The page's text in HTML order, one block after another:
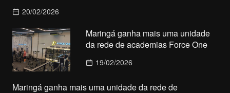
20/02/2026
Maringá ganha mais uma unidade
da rede de academias Force One
19/02/2026
Maringá ganha mais uma unidade da rede de